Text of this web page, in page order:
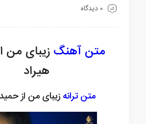
0 دیدگاه
متن آهنگ زیبای من
هیراد
متن ترانهزیبای من از